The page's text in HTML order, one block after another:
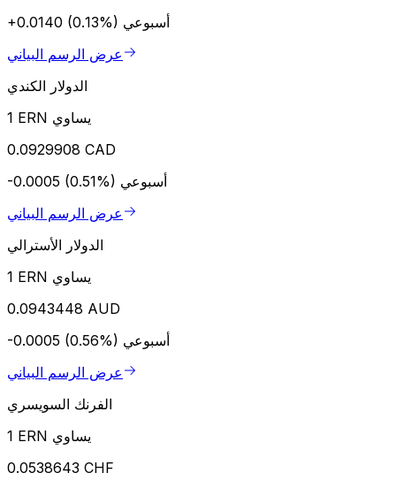
+0.0140 (0.13%) أسبوعي
عرض الرسم البياني
الدولار الكندي
1 ERN يساوي
0.0929908 CAD
-0.0005 (0.51%) أسبوعي
عرض الرسم البياني
الدولار الأسترالي
1 ERN يساوي
0.0943448 AUD
-0.0005 (0.56%) أسبوعي
عرض الرسم البياني
الفرنك السويسري
1 ERN يساوي
0.0538643 CHF